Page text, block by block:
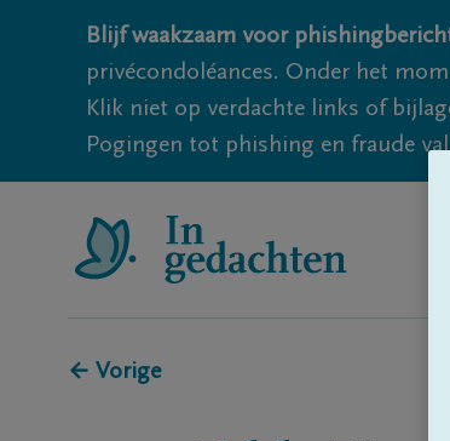
Blijf waakzaam voor
privécondoléances. Onder het
Klik niet op verdachte links of
Pogingen tot phishing en fraude
← Vorige